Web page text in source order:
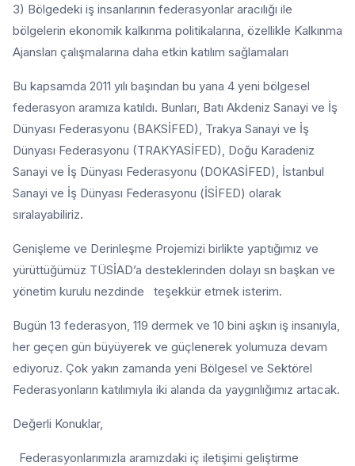
3) Bölgedeki iş insanlarının federasyonlar aracılığı ile
bölgelerin ekonomik kalkınma politikalarına, özellikle Kalkınma
Ajansları çalışmalarına daha etkin katılım sağlamaları
Bu kapsamda 2011 yılı başından bu yana 4 yeni bölgesel
federasyon aramıza katıldı. Bunları, Batı Akdeniz Sanayi ve İş
Dünyası Federasyonu (BAKSİFED), Trakya Sanayi ve İş
Dünyası Federasyonu (TRAKYASİFED), Doğu Karadeniz
Sanayi ve İş Dünyası Federasyonu (DOKASİFED), İstanbul
Sanayi ve İş Dünyası Federasyonu (İSİFED) olarak
sıralayabiliriz.
Genişleme ve Derinleşme Projemizi birlikte yaptığımız ve
yürüttüğümüz TÜSİAD’a desteklerinden dolayı sn başkan ve
yönetim kurulu nezdinde teşekkür etmek isterim.
Bugün 13 federasyon, 119 dermek ve 10 bini aşkın iş insanıyla,
her geçen gün büyüyerek ve güçlenerek yolumuza devam
ediyoruz. Çok yakın zamanda yeni Bölgesel ve Sektörel
Federasyonların katılımıyla iki alanda da yaygınlığımız artacak.
Değerli Konuklar,
Federasyonlarımızla aramızdaki iç iletişimi geliştirme